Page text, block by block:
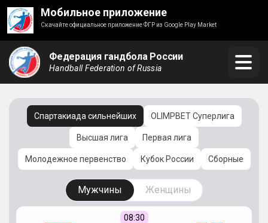
Мобильное приложение
Скачайте официальное приложение ФГР из Google Play Market
Федерация гандбола России
Handball Federation of Russia
Спартакиада сильнейших OLIMPBET Суперлига
Высшая лига Первая лига
Молодежное первенство Кубок России Сборные
Мужчины Женщины
08:30